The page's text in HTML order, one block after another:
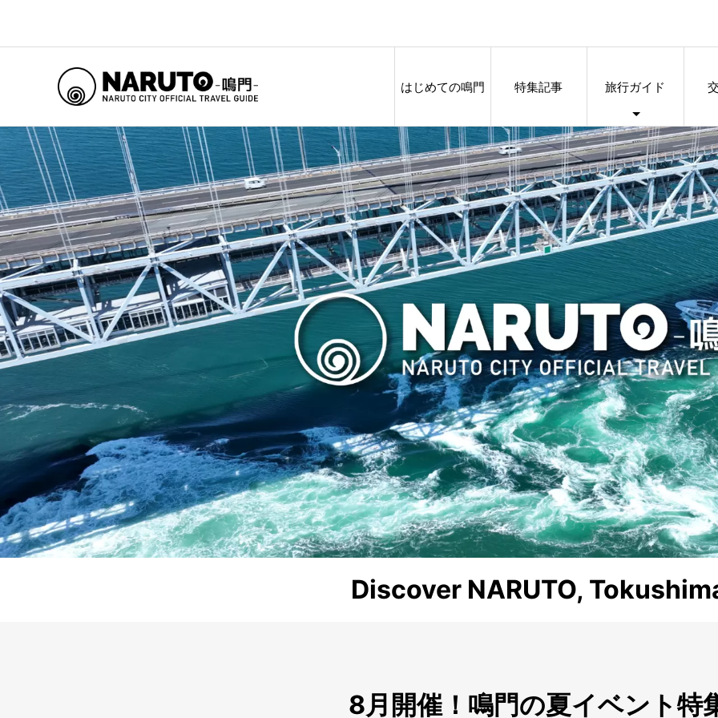
はじめての鳴門 特集記事 旅行ガイド
Discover NARUTO,
8月開催！鳴門の夏イベント特